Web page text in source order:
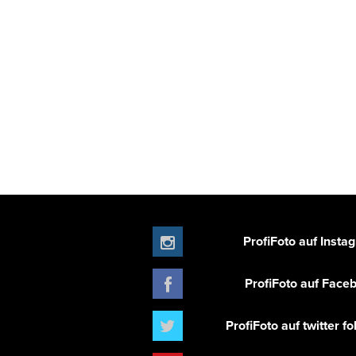
ProfiFoto auf
ProfiFoto auf
ProfiFoto auf twitter